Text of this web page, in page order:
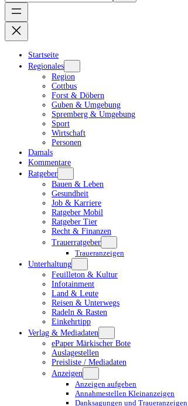
Startseite
Regionales
Region
Cottbus
Forst & Döbern
Guben & Umgebung
Spremberg & Umgebung
Sport
Wirtschaft
Personen
Damals
Kommentare
Ratgeber
Bauen & Leben
Gesundheit
Job & Karriere
Ratgeber Mobil
Ratgeber Tier
Recht & Finanzen
Trauerratgeber
Traueranzeigen
Unterhaltung
Feuilleton & Kultur
Infotainment
Land & Leute
Reisen & Unterwegs
Radeln & Rasten
Einkehrtipp
Verlag & Mediadaten
ePaper Märkischer Bote
Auslagestellen
Preisliste / Mediadaten
Anzeigen
Anzeigen aufgeben
Annahmestellen Kleinanzeigen
Danksagungen und Traueranzeigen